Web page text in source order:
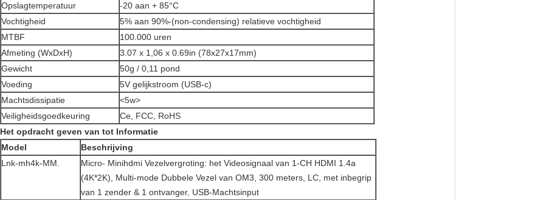
Opslagtemperatuur
-20 aan + 85°C
Vochtigheid
5% aan 90%-(non-condensing) relatieve vochtigheid
MTBF
100.000 uren
Afmeting (WxDxH)
3.07 x 1,06 x 0.69in (78x27x17mm)
Gewicht
50g / 0,11 pond
Voeding
5V gelijkstroom (USB-c)
Machtsdissipatie
<5w>
Veiligheidsgoedkeuring
Ce, FCC, RoHS
Het opdracht geven van tot Informatie
Model
Beschrijving
Lnk-mh4k-MM.
Micro- Minihdmi Vezelvergroting: het Videosignaal van 1-CH HDMI 1.4a
(4K*2K), Multi-mode Dubbele Vezel van OM3, 300 meters, LC, met inbegrip
van 1 zender & 1 ontvanger, USB-Machtsinput